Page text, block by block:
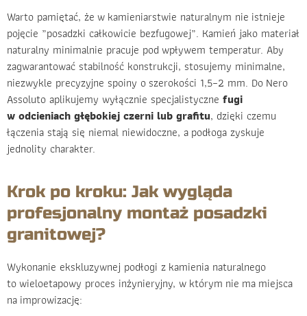
Warto pamiętać, że w kamieniarstwie naturalnym nie istnieje
pojęcie „posadzki całkowicie bezfugowej”. Kamień jako materiał
naturalny minimalnie pracuje pod wpływem temperatur. Aby
zagwarantować stabilność konstrukcji, stosujemy minimalne,
niezwykle precyzyjne spoiny o szerokości 1,5–2 mm. Do Nero
Assoluto aplikujemy wyłącznie specjalistyczne fugi
w odcieniach głębokiej czerni lub grafitu, dzięki czemu
łączenia stają się niemal niewidoczne, a podłoga zyskuje
jednolity charakter.
Krok po kroku: Jak wygląda
profesjonalny montaż posadzki
granitowej?
Wykonanie ekskluzywnej podłogi z kamienia naturalnego
to wieloetapowy proces inżynieryjny, w którym nie ma miejsca
na improwizację: